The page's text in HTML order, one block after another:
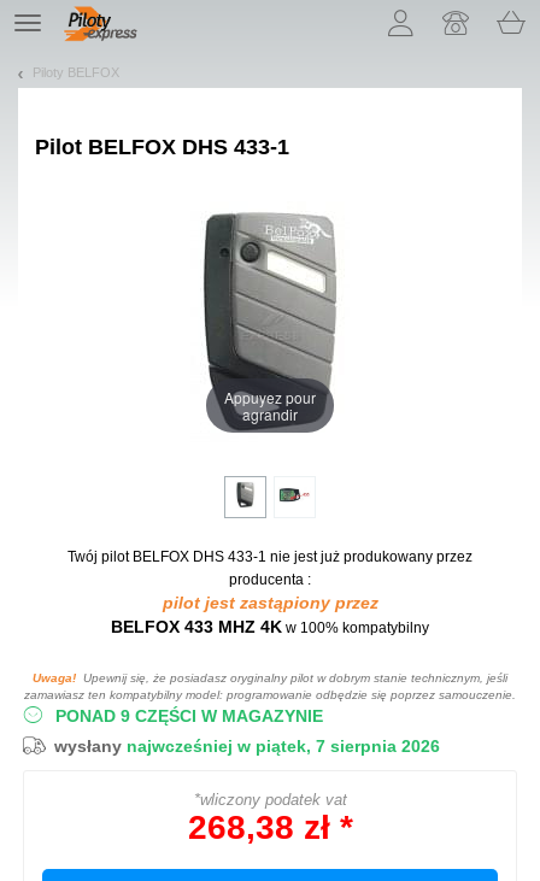
TE
navigation
Piloty BELFOX
Pilot BELFOX DHS 433-1
Appuyez pour
agrandir
Twój pilot BELFOX DHS 433-1 nie jest już produkowany przez
producenta :
pilot jest zastąpiony przez
BELFOX 433 MHZ 4K w 100% kompatybilny
Uwaga! Upewnij się, że posiadasz oryginalny pilot w dobrym stanie technicznym, jeśli
zamawiasz ten kompatybilny model: programowanie odbędzie się poprzez samouczenie.
PONAD 9 CZĘŚCI W MAGAZYNIE
wysłany najwcześniej w piątek, 7 sierpnia 2026
*wliczony podatek vat
268,38 zł *
Pozwól, że przedstawimy nasze ciasteczka!